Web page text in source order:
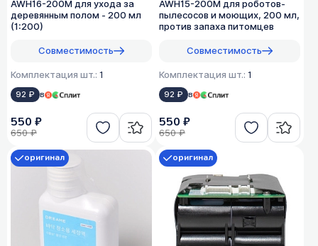
AWH16-200M для ухода за
деревянным полом - 200 мл
(1:200)
Совместимость
Комплектация шт.: 1
92 ₽ в
550 ₽
650 ₽
AWH15-200M для роботов-
пылесосов и моющих, 200 мл,
против запаха питомцев
Совместимость
Комплектация шт.: 1
92 ₽ в
550 ₽
650 ₽
оригинал оригинал